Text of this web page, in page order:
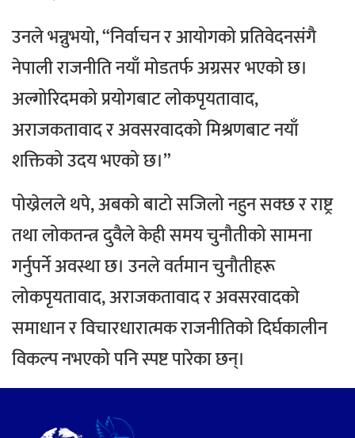
उनले भन्नुभयो, “निर्वाचन र आयोगको प्रतिवेदनसंगै
नेपाली राजनीति नयाँ मोडतर्फ अग्रसर भएको छ।
अल्गोरिदमको प्रयोगबाट लोकपृयतावाद,
अराजकतावाद र अवसरवादको मिश्रणबाट नयाँ
शक्तिको उदय भएको छ।”
पोख्रेलले थपे, अबको बाटो सजिलो नहुन सक्छ र राष्ट्र
तथा लोकतन्त्र दुवैले केही समय चुनौतीको सामना
गर्नुपर्ने अवस्था छ। उनले वर्तमान चुनौतीहरू
लोकपृयतावाद, अराजकतावाद र अवसरवादको
समाधान र विचारधारात्मक राजनीतिको दिर्घकालीन
विकल्प नभएको पनि स्पष्ट पारेका छन्।